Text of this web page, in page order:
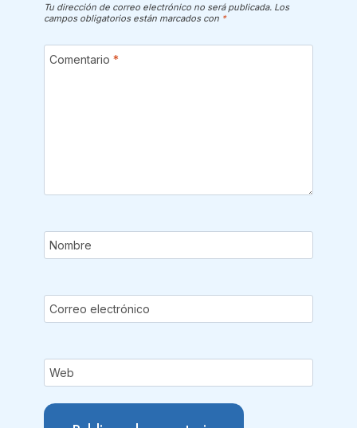
Tu dirección de correo electrónico no será publicada. Los
campos obligatorios están marcados con *
Comentario *
Nombre
Correo electrónico
Web